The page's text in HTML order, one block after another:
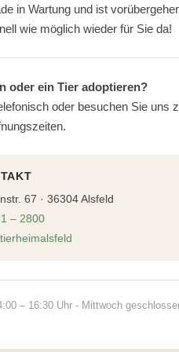
in Wartung und ist
wie möglich wieder für Sie da!
oder ein Tier adoptieren?
oder besuchen Sie uns
67 · 36304 Alsfeld
– 2800
– 16:30 Uhr - Mittwoch